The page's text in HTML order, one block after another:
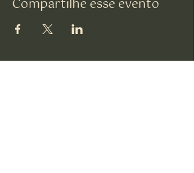
Compartilhe esse evento